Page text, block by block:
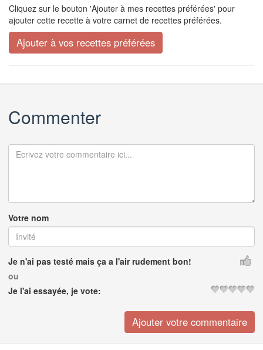
Cliquez sur le bouton 'Ajouter à mes recettes préférées' pour
ajouter cette recette à votre carnet de recettes préférées.
Commenter
Votre nom
Je n'ai pas testé mais ça a l'air rudement bon!
ou
Je l'ai essayée, je vote: